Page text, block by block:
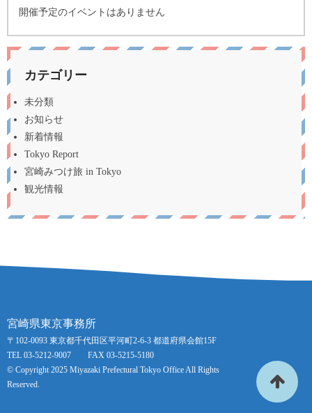
開催予定のイベントはありません
カテゴリー
未分類
お知らせ
新着情報
Tokyo Report
宮崎みつけ旅 in Tokyo
観光情報
宮崎県東京事務所
〒102-0093 東京都千代田区平河町2-6-3 都道府県会館15F
TEL 03-5212-9007 FAX 03-5215-5180
© Copyright 2025 Miyazaki Prefectural Tokyo Office All Rights
Reserved.